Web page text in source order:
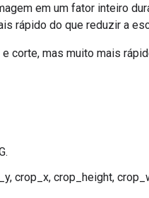
em um fator inteiro
rápido do que reduzir a
corte, mas muito mais
crop_x, crop_height,